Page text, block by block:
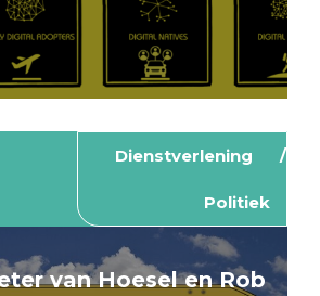
Dienstverlening
Politiek
van Hoesel en Rob